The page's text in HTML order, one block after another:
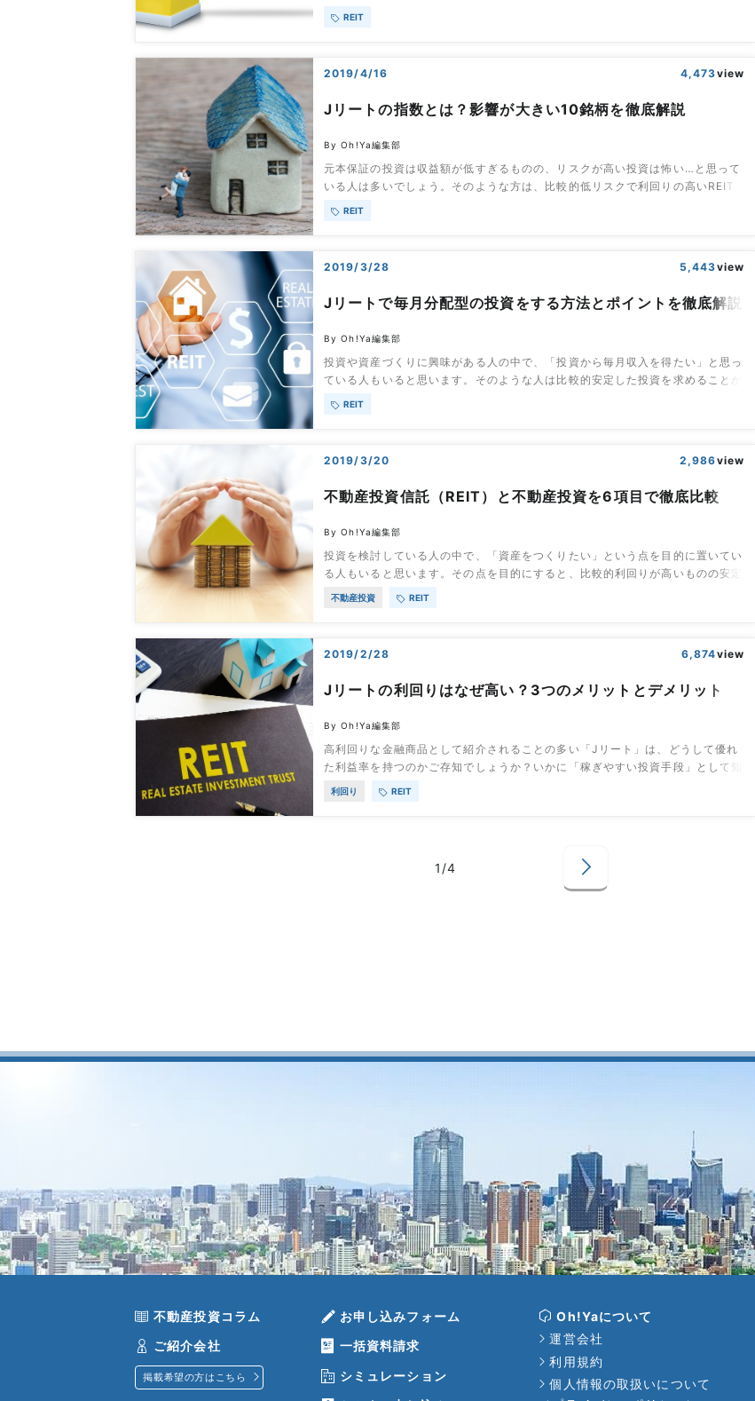
REIT
2019/4/16 4,473view
Jリートの指数とは？影響が大きい10銘柄を徹底解説
By Oh!Ya編集部
元本保証の投資は収益額が低すぎるものの、リスクが高い投資は怖い…と思って
いる人は多いでしょう。そのような方は、比較的低リスクで利回りの高いREIT
REIT
2019/3/28 5,443view
Jリートで毎月分配型の投資をする方法とポイントを徹底解説
By Oh!Ya編集部
投資や資産づくりに興味がある人の中で、「投資から毎月収入を得たい」と思っ
ている人もいると思います。そのような人は比較的安定した投資を求めることが
REIT
2019/3/20 2,986view
不動産投資信託（REIT）と不動産投資を6項目で徹底比較
By Oh!Ya編集部
投資を検討している人の中で、「資産をつくりたい」という点を目的に置いてい
る人もいると思います。その点を目的にすると、比較的利回りが高いものの安定
している投資が最適です。そのため、その目的に該当する投資であるREITや不
不動産投資 REIT
2019/2/28 6,874view
Jリートの利回りはなぜ高い？3つのメリットとデメリット
By Oh!Ya編集部
高利回りな金融商品として紹介されることの多い「Jリート」は、どうして優れ
た利益率を持つのかご存知でしょうか？いかに「稼ぎやすい投資手段」として知
られていても、その根拠が分からなければ大切な資産の預入先としては不安で
利回り REIT
1/4
不動産投資コラム
ご紹介会社
掲載希望の方はこちら
お申し込みフォーム
一括資料請求
シミュレーション
Oh!Yaについて
運営会社
利用規約
個人情報の取扱いについて